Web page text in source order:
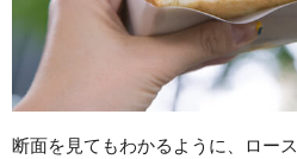
断面を見てもわかるように、ロー